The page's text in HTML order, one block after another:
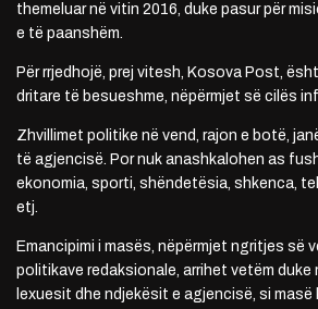
themeluar në vitin 2016, duke pasur për
e të paanshëm.
Për rrjedhojë, prej vitesh, Kosova Post,
dritare të besueshme, nëpërmjet së cilës
Zhvillimet politike në vend, rajon e botë,
të agjencisë. Por nuk anashkalohen as
ekonomia, sporti, shëndetësia, shkenca,
etj.
Emancipimi i masës, nëpërmjet ngritjes së
politikave redaksionale, arrihet vetëm duke
lexuesit dhe ndjekësit e agjencisë, si masë